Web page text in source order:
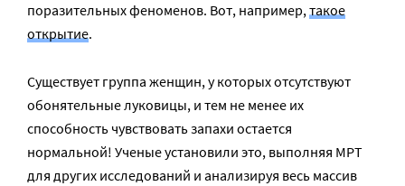
поразительных феноменов. Вот, например,такое
открытие.
Существует группа женщин, у которых отсутствуют
обонятельные луковицы, и тем не менее их
способность чувствовать запахи остается
нормальной! Ученые установили это, выполняя МРТ
для других исследований и анализируя весь массив